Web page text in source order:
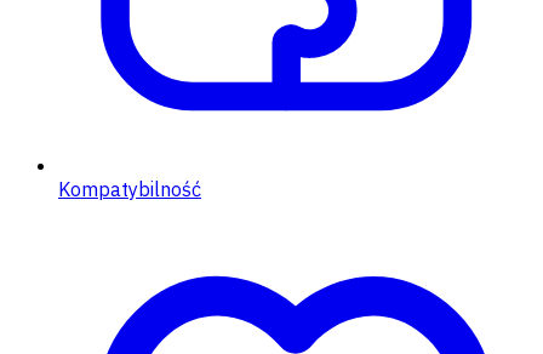
Kompatybilność